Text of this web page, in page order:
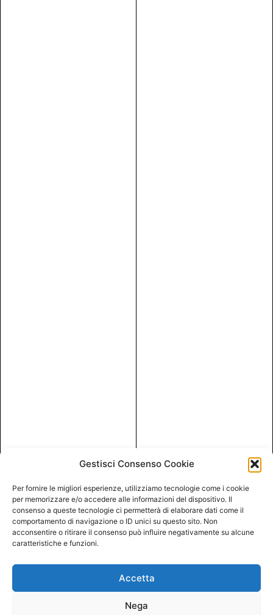
Gestisci Consenso Cookie
Per fornire le migliori esperienze, utilizziamo tecnologie come i cookie
per memorizzare e/o accedere alle informazioni del dispositivo. Il
consenso a queste tecnologie ci permetterà di elaborare dati come il
comportamento di navigazione o ID unici su questo sito. Non
acconsentire o ritirare il consenso può influire negativamente su alcune
caratteristiche e funzioni.
Accetta
Nega